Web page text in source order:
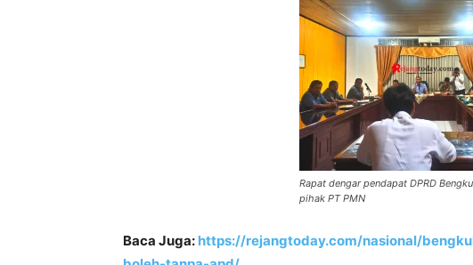
Rapat dengar pendapat DPRD
pihak PT PMN
Baca Juga: https://rejangtoday.com/nasional/